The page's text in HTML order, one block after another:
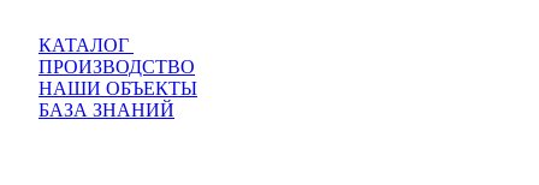
КАТАЛОГ
ПРОИЗВОДСТВО
НАШИ ОБЪЕКТЫ
БАЗА ЗНАНИЙ